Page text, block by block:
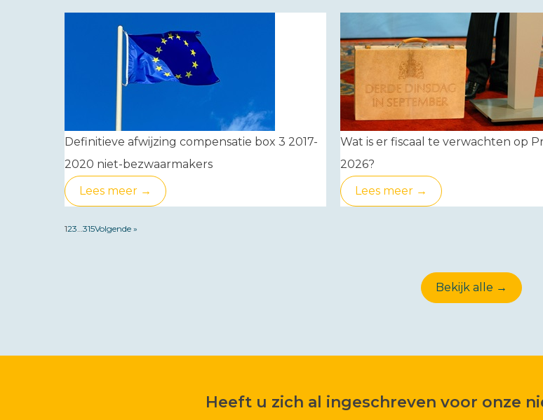
Definitieve afwijzing compensatie box 3 2017-
2020 niet-bezwaarmakers
Lees meer →
Wat is er fiscaal te verwachten op
2026?
Lees meer →
123 315Volgende »
Bekijk alle →
Heeft u zich al ingeschreven voor onze